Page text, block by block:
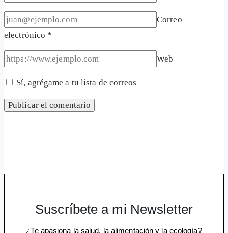
Correo
electrónico *
Web
Sí, agrégame a tu lista de correos
Suscríbete a mi Newsletter
¿Te apasiona la salud, la alimentación y la ecología?